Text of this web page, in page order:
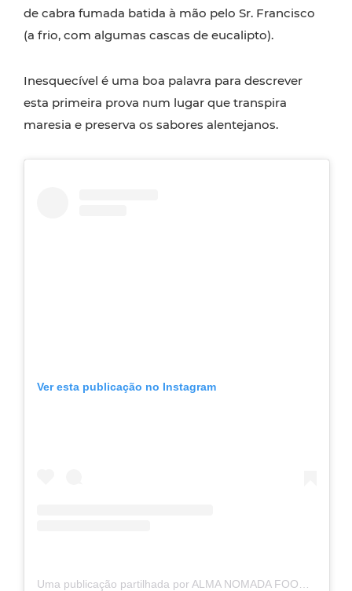
de cabra fumada batida à mão pelo Sr. Francisco
(a frio, com algumas cascas de eucalipto).
Inesquecível é uma boa palavra para descrever
esta primeira prova num lugar que transpira
maresia e preserva os sabores alentejanos.
Ver esta publicação no Instagram